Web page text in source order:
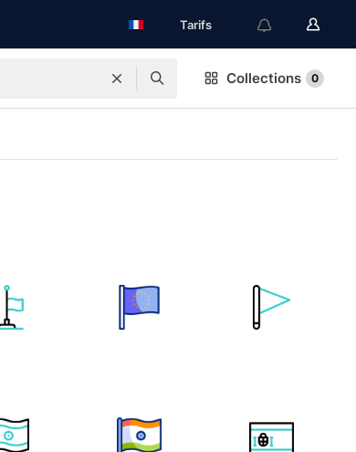
Tarifs
Collections 0